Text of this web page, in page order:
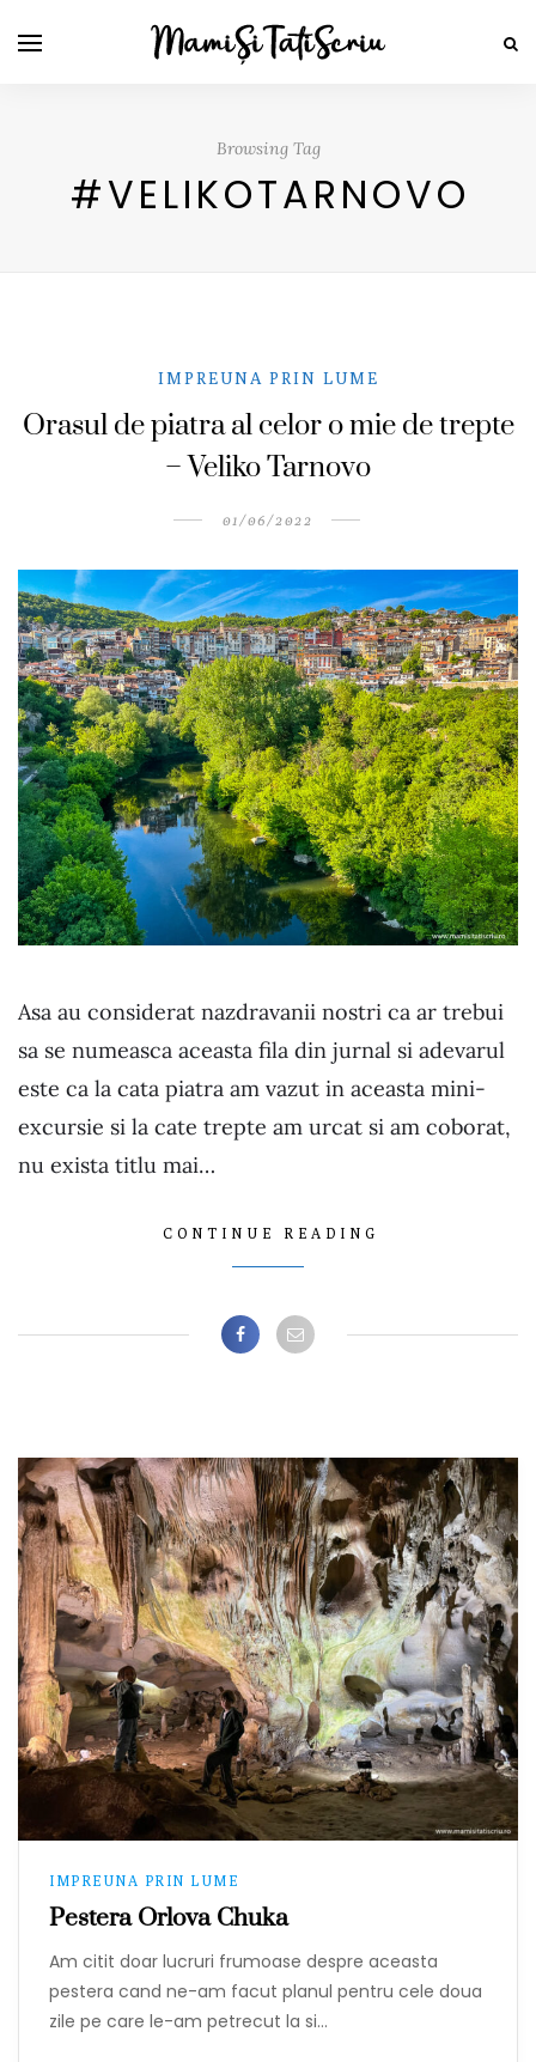
Browsing Tag
#VELIKOTARNOVO
IMPREUNA PRIN LUME
Orasul de piatra al celor o mie de trepte
– Veliko Tarnovo
01/06/2022
Asa au considerat nazdravanii nostri ca ar trebui
sa se numeasca aceasta fila din jurnal si adevarul
este ca la cata piatra am vazut in aceasta mini-
excursie si la cate trepte am urcat si am coborat,
nu exista titlu mai…
CONTINUE READING
IMPREUNA PRIN LUME
Pestera Orlova Chuka
Am citit doar lucruri frumoase despre aceasta
pestera cand ne-am facut planul pentru cele doua
zile pe care le-am petrecut la si…